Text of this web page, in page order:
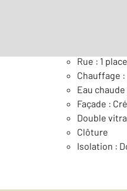
Rue : 1
Chauffage
Eau
Façade :
Double
Clôture
Isolation :